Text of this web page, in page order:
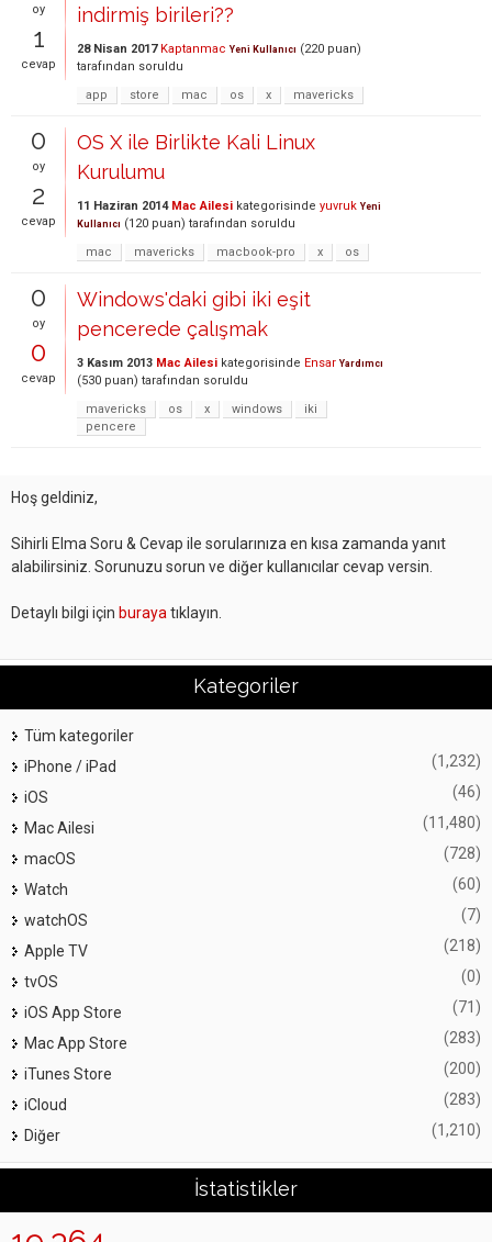
oy
1
cevap
indirmiş birileri??
28 Nisan 2017 Kaptanmac Yeni Kullanıcı (220 puan)
tarafından soruldu
app
store mac os x mavericks
0
oy
2
cevap
OS X ile Birlikte Kali Linux
Kurulumu
11 Haziran 2014 Mac Ailesi kategorisinde yuvruk Yeni
Kullanıcı (120 puan) tarafından soruldu
mac
mavericks macbook-pro x os
0
oy
0
cevap
Windows'daki gibi iki eşit
pencerede çalışmak
3 Kasım 2013 Mac Ailesi kategorisinde Ensar Yardımcı
(530 puan) tarafından soruldu
mavericks
os x windows
iki
pencere
Hoş geldiniz,
Sihirli Elma Soru & Cevap ile sorularınıza en kısa zamanda yanıt
alabilirsiniz. Sorunuzu sorun ve diğer kullanıcılar cevap versin.
Detaylı bilgi için buraya tıklayın.
Kategoriler
Tüm kategoriler
iPhone / iPad
(1,232)
iOS (46)
Mac Ailesi (11,480)
macOS (728)
Watch (60)
watchOS (7)
Apple TV (218)
tvOS (0)
iOS App Store (71)
Mac App Store (283)
iTunes Store (200)
iCloud (283)
Diğer (1,210)
İstatistikler